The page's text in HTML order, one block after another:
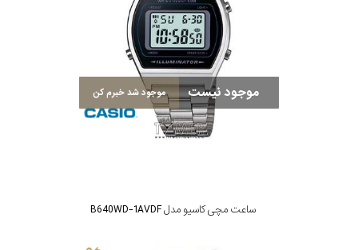
موجود نیست موجود شد خبرم کن
ساعت مچی کاسیو مدل B640WD-1AVDF